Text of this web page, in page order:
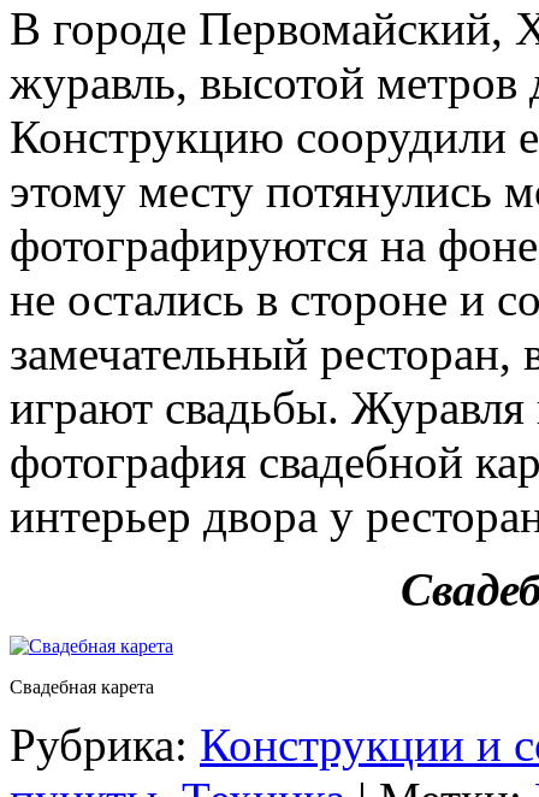
В городе Первомайский,
журавль, высотой метров
Конструкцию соорудили
этому месту потянулись
фотографируются на
не остались в стороне и
замечательный
играют свадьбы.
фотография свадебной
интерьер двора у
Свадебная карета
Рубрика: Конструкции и